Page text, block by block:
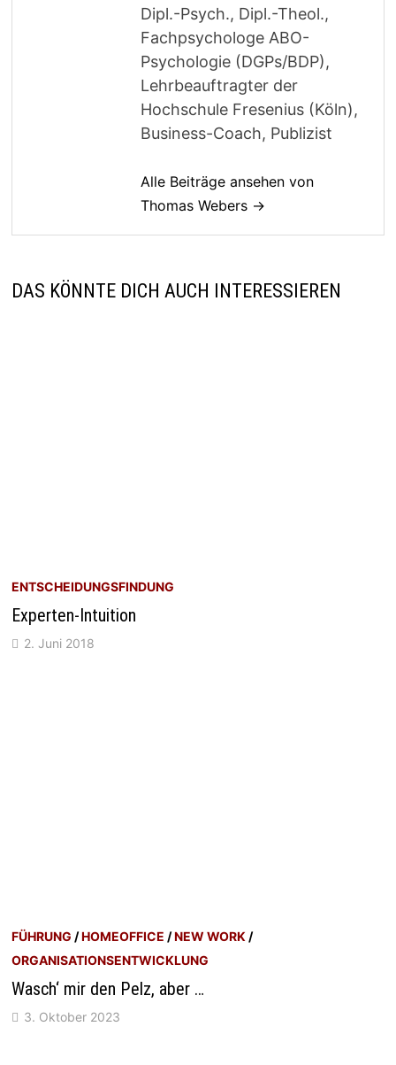
Dipl.-Psych., Dipl.-Theol.,
Fachpsychologe ABO-
Psychologie (DGPs/BDP),
Lehrbeauftragter der
Hochschule Fresenius (Köln),
Business-Coach, Publizist
Alle Beiträge ansehen von
Thomas Webers →
DAS KÖNNTE DICH AUCH INTERESSIEREN
ENTSCHEIDUNGSFINDUNG
Experten-Intuition
2. Juni 2018
FÜHRUNG /HOMEOFFICE /NEW WORK /
ORGANISATIONSENTWICKLUNG
Wasch‘ mir den Pelz, aber …
3. Oktober 2023